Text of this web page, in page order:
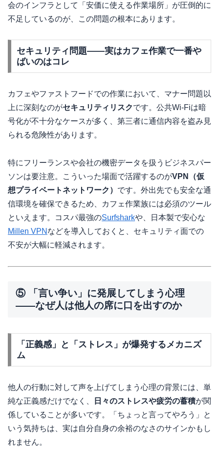
会のインフラとして「安価に使える作業場所」が圧倒的に
不足しているのが、この問題の根本にあります。
セキュリティ問題——実はカフェ作業で一番や
ばいのはコレ
カフェやファストフードでの作業において、マナー問題以
上に深刻なのがセキュリティリスクです。公共Wi-Fiは暗
号化が不十分なケースが多く、第三者に通信内容を盗み見
られる危険性があります。
特にフリーランスや会社の機密データを扱うビジネスパー
ソンは要注意。こういった場面で活躍するのがVPN（仮
想プライベートネットワーク） です。外出先でも安全な通
信環境を確保できるため、カフェ作業族には必須のツール
といえます。コスパ最強のSurfsharkや、日本製で安心な
Millen VPN などを導入しておくと、セキュリティ面での
不安が大幅に軽減されます。
⑤ 「言い争い」に発展してしまう心理
——なぜ人は他人の席に口を出すのか
「正義感」と「ストレス」が爆発するメカニズ
ム
他人の行動に対して声を上げてしまう心理の背景には、単
純な正義感だけでなく、
日々のストレスや疲労の蓄積が関
係していることが多いです。「ちょっと言ってやろう」と
いう気持ちは、実は自分自身の余裕のなさのサインかもし
れません。